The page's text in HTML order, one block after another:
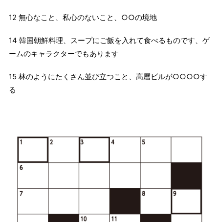
12 無心なこと、私心のないこと、○○の境地
14 韓国朝鮮料理、スープにご飯を入れて食べるものです、ゲ
ームのキャラクターでもあります
15 林のようにたくさん並び立つこと、高層ビルが○○○○す
る